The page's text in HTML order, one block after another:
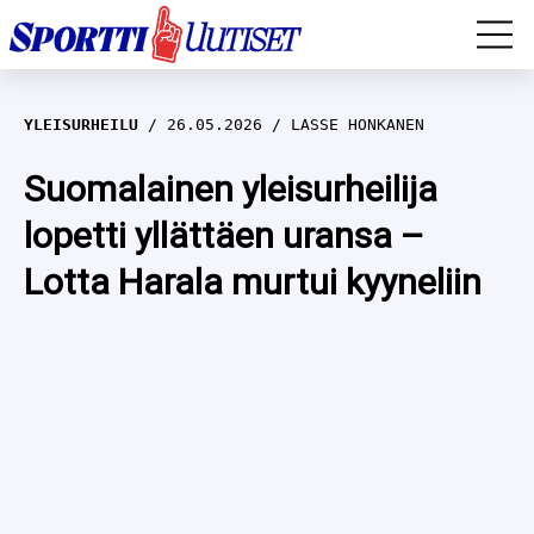
EM-YLEISURHEILU
JÄÄKIEKKO
YLEISURHEILU
WILMA HELTELÄ
TALVILAJIT
YLEISURHEILU 26.05.2026 LASSE HONKANEN
Suomalainen yleisurheilija
lopetti yllättäen uransa –
Lotta Harala murtui kyyneliin